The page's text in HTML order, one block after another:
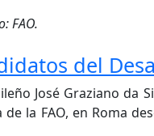
FAO.
del
José Graziano da
la FAO, en Roma